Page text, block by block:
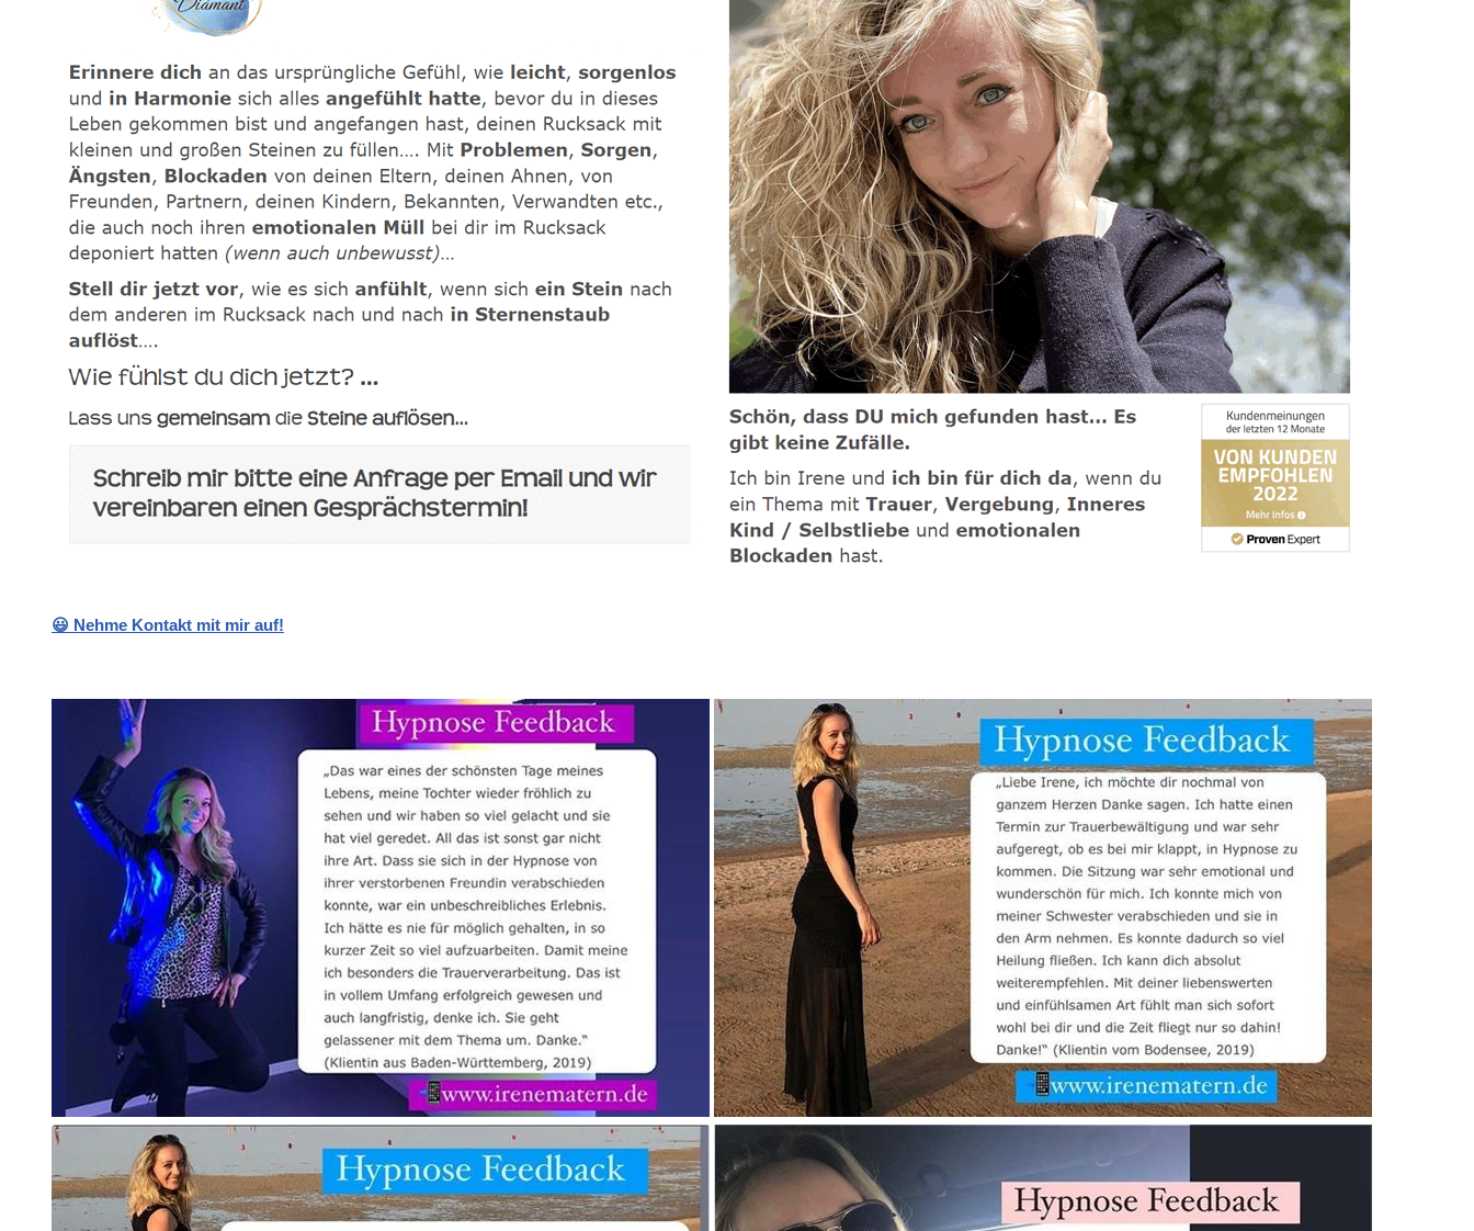
😃 Nehme Kontakt mit mir auf!